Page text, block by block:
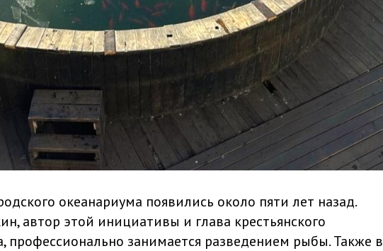
океанариума появились около пяти лет назад.
автор этой инициативы и глава крестьянского
профессионально занимается разведением рыбы. Также в